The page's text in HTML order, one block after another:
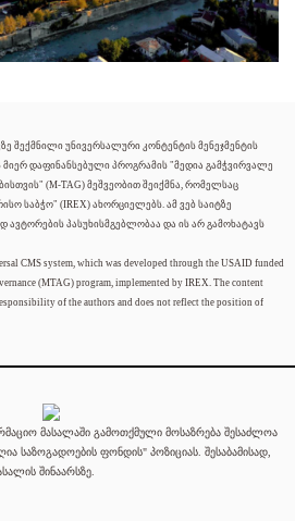
შექმნილი უნივერსალური კონტენტის მენეჯმენტის
მიერ დაფინანსებული პროგრამის "მედია გამჭვირვალე
(M-TAG) მეშვეობით შეიქმნა, რომელსაც
საბჭო" (IREX) ახორციელებს. ამ ვებ საიტზე
პასუხისმგებლობაა და ის არ გამოხატავს
CMS system, which was developed through the USAID funded
(MTAG) program, implemented by IREX. The content
of the authors and does not reflect the position of
მასალაში გამოთქმული მოსაზრება შესაძლოა
საზოგადოების ფონდის" პოზიციას. შესაბამისად,
შინაარსზე.